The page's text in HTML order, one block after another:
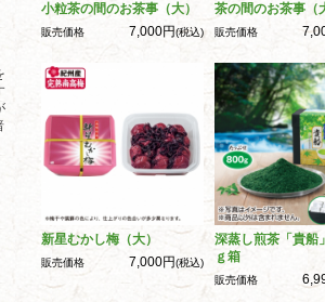
小粒茶の間のお茶事（大）
販売価格 7,000円(税込)
茶の間のお茶事（
販売価格
新星むかし梅（大）
販売価格 7,000円(税込)
深蒸し煎茶「貴船
ｇ箱
販売価格